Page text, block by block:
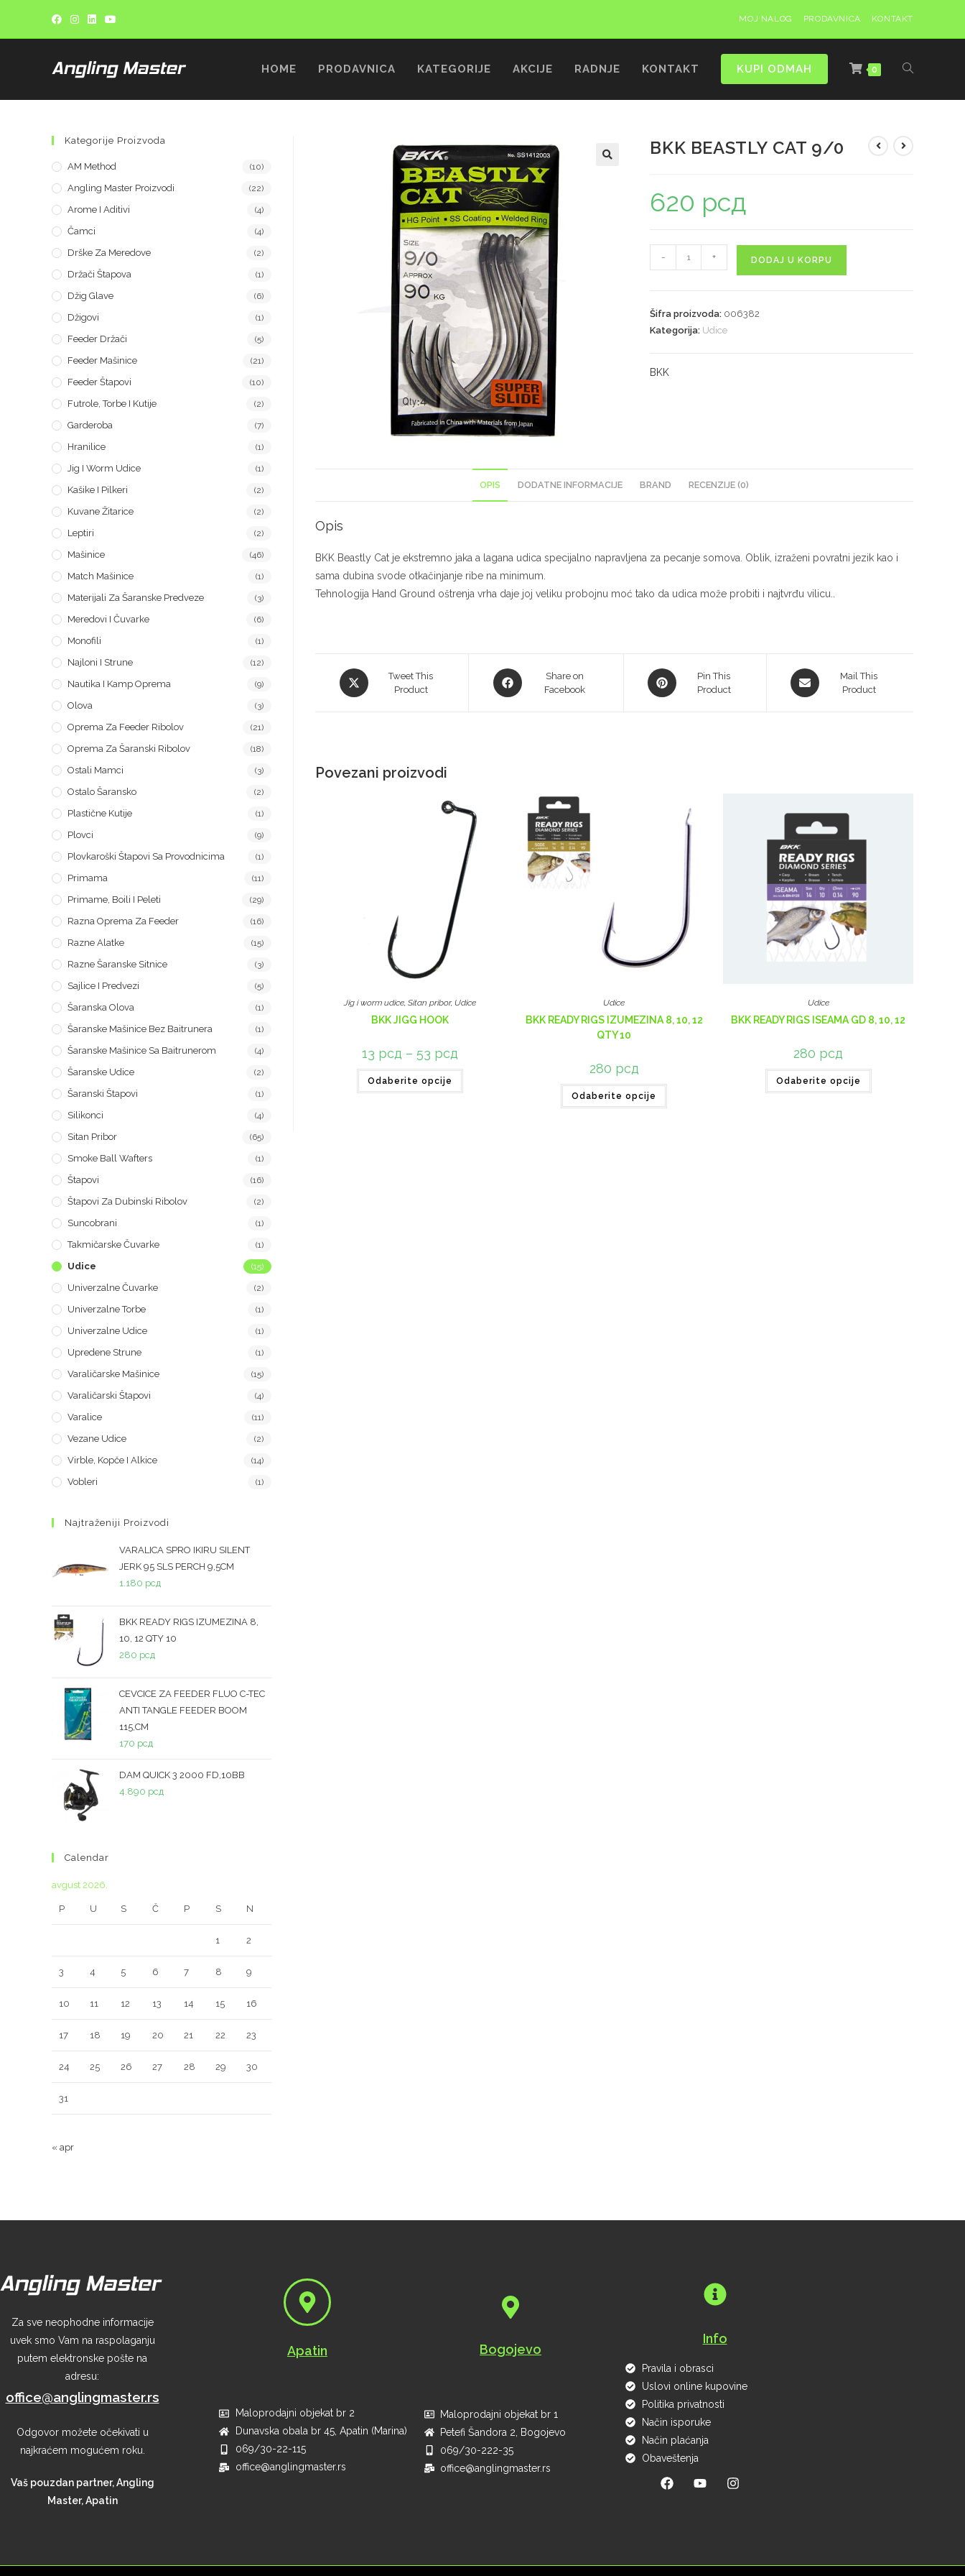
MOJ NALOG PRODAVNICA KONTAKT
HOME PRODAVNICA KATEGORIJE AKCIJE RADNJE KONTAKT KUPI ODMAH 0
BKK BEASTLY CAT 9/0
620 рсд
- + DODAJ U KORPU
Šifra proizvoda: 006382
Kategorija: Udice
BKK
OPIS DODATNE INFORMACIJE BRAND RECENZIJE (0)
Opis
BKK Beastly Cat je ekstremno jaka a lagana udica specijalno napravljena za pecanje somova. Oblik, izraženi povratni jezik kao i
sama dubina svode otkačinjanje ribe na minimum.
Tehnologija Hand Ground oštrenja vrha daje joj veliku probojnu moć tako da udica može probiti i najtvrđu vilicu..
Tweet This
Product
Share on
Facebook
Pin This
Product
Mail This
Product
Povezani proizvodi
Jig i worm udice,Sitan pribor, Udice
BKK JIGG HOOK
13 рсд – 53 рсд
Odaberite opcije
Udice
BKK READY RIGS IZUMEZINA 8, 10, 12
QTY 10
280 рсд
Odaberite opcije
Udice
BKK READY RIGS ISEAMA GD 8, 10, 12
280 рсд
Odaberite opcije
Kategorije Proizvoda
AM Method (10)
Angling Master Proizvodi (22)
Arome I Aditivi (4)
Čamci (4)
Drške Za Meredove (2)
Držači Štapova (1)
Džig Glave (6)
Džigovi (1)
Feeder Držači (5)
Feeder Mašinice (21)
Feeder Štapovi (10)
Futrole, Torbe I Kutije (2)
Garderoba (7)
Hranilice (1)
Jig I Worm Udice (1)
Kašike I Pilkeri (2)
Kuvane Žitarice (2)
Leptiri (2)
Mašinice (46)
Match Mašinice (1)
Materijali Za Šaranske Predveze (3)
Meredovi I Čuvarke (6)
Monofili (1)
Najloni I Strune (12)
Nautika I Kamp Oprema (9)
Olova (3)
Oprema Za Feeder Ribolov (21)
Oprema Za Šaranski Ribolov (18)
Ostali Mamci (3)
Ostalo Šaransko (2)
Plastične Kutije (1)
Plovci (9)
Plovkaroški Štapovi Sa Provodnicima (1)
Primama (11)
Primame, Boili I Peleti (29)
Razna Oprema Za Feeder (16)
Razne Alatke (15)
Razne Šaranske Sitnice (3)
Sajlice I Predvezi (5)
Šaranska Olova (1)
Šaranske Mašinice Bez Baitrunera (1)
Šaranske Mašinice Sa Baitrunerom (4)
Šaranske Udice (2)
Šaranski Štapovi (1)
Silikonci (4)
Sitan Pribor (65)
Smoke Ball Wafters (1)
Štapovi (16)
Štapovi Za Dubinski Ribolov (2)
Suncobrani (1)
Takmičarske Čuvarke (1)
Udice (15)
Univerzalne Čuvarke (2)
Univerzalne Torbe (1)
Univerzalne Udice (1)
Upredene Strune (1)
Varaličarske Mašinice (15)
Varaličarski Štapovi (4)
Varalice (11)
Vezane Udice (2)
Virble, Kopče I Alkice (14)
Vobleri (1)
Najtraženiji Proizvodi
VARALICA SPRO IKIRU SILENT
JERK 95 SLS PERCH 9,5CM
1.180 рсд
BKK READY RIGS IZUMEZINA 8,
10, 12 QTY 10
280 рсд
CEVCICE ZA FEEDER FLUO C-TEC
ANTI TANGLE FEEDER BOOM
115,CM
170 рсд
DAM QUICK 3 2000 FD,10BB
4.890 рсд
Calendar
avgust 2026.
P U S Č P S N
1 2
3 4 5 6 7 8 9
10 11 12 13 14 15 16
17 18 19 20 21 22 23
24 25 26 27 28 29 30
31
« apr
Za sve neophodne informacije
uvek smo Vam na raspolaganju
putem elektronske pošte na
adresu:
office@anglingmaster.rs
Odgovor možete očekivati u
najkraćem mogućem roku.
Vaš pouzdan partner, Angling
Master, Apatin
Apatin
Maloprodajni objekat br 2
Dunavska obala br 45, Apatin (Marina)
069/30-22-115
office@anglingmaster.rs
Bogojevo
Maloprodajni objekat br 1
Petefi Šandora 2, Bogojevo
069/30-222-35
office@anglingmaster.rs
Info
Pravila i obrasci
Uslovi online kupovine
Politika privatnosti
Način isporuke
Način plaćanja
Obaveštenja